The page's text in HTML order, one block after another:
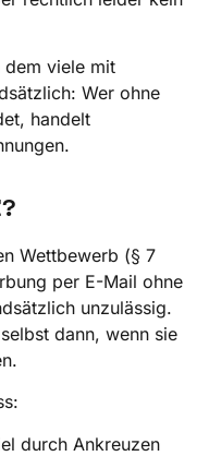
dem viele mit
Wer ohne
handelt
Wettbewerb (§ 7
per E-Mail ohne
unzulässig.
dann, wenn sie
durch Ankreuzen